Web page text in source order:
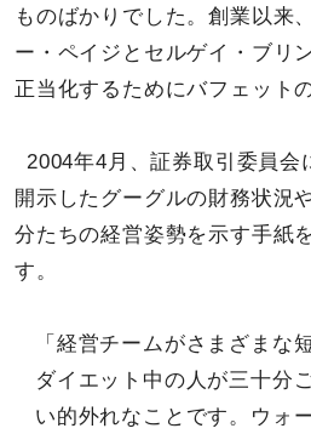
ものばかりでした。創業以来
ー・ペイジとセルゲイ・ブリ
正当化するためにバフェット
2004年4月、証券取引委員会
開示したグーグルの財務状況
分たちの経営姿勢を示す手紙
す。
「経営チームがさまざまな
ダイエット中の人が三十分
い的外れなことです。ウォ